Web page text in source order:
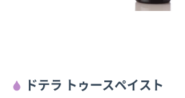
ドテラ トゥースペイスト